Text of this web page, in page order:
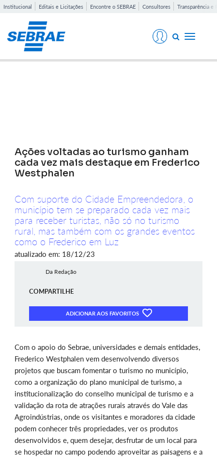
Institucional Editais e Licitações Encontre o SEBRAE Consultores Transparência e
Toggle
Ações voltadas ao turismo ganham
cada vez mais destaque em Frederico
Westphalen
Com suporte do Cidade Empreendedora, o
município tem se preparado cada vez mais
para receber turistas, não só no turismo
rural, mas também com os grandes eventos
como o Frederico em Luz
atualizado em: 18/12/23
Da Redação
COMPARTILHE
ADICIONAR AOS FAVORITOS
Com o apoio do Sebrae, universidades e demais entidades,
Frederico Westphalen vem desenvolvendo diversos
projetos que buscam fomentar o turismo no município,
como a organização do plano municipal de turismo, a
institucionalização do conselho municipal de turismo e a
validação da rota de atrações rurais através do Vale das
Agroindústrias, onde os visitantes e moradores da cidade
podem conhecer três propriedades, ver os produtos
desenvolvidos e, quem desejar, desfrutar de um local para
se hospedar no campo podendo aproveitar as paisagens e a